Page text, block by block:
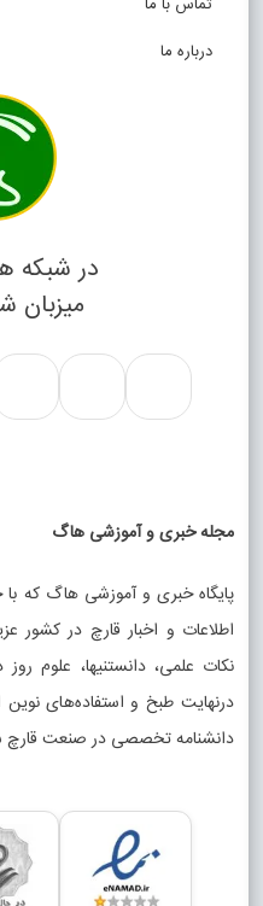
درباره ما
در شبکه
میزبان
مجله خبری و آموزشی هاگ
پایگاه خبری و آموزشی هاگ که با
اطلاعات و اخبار قارچ در کشور
نکات علمی، دانستنیها، علوم روز
درنهایت طبخ و استفاده‌های
دانشنامه تخصصی در صنعت